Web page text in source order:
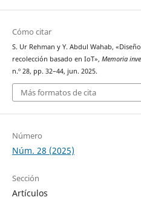
Cómo citar
S. Ur Rehman y Y. Abdul Wahab,
recolección basado en IoT», Memoria
n.º 28, pp. 32–44, jun. 2025.
Más formatos de cita
Número
Núm. 28 (2025)
Sección
Artículos